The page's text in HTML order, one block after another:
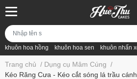
khuôn hoa hồng khuôn hoa sen khuôn nhấn
Trang chủ / Dụng cụ Mâm Cúng /
Kéo Răng Cưa - Kéo cắt sóng lá trầu